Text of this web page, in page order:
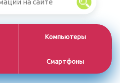
Компьютеры
Смартфоны